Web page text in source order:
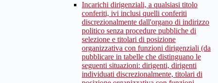
Incarichi dirigenziali, a qualsiasi titolo
conferiti, ivi inclusi quelli conferiti
discrezionalmente dall'organo di indirizzo
politico senza procedure pubbliche di
selezione e titolari di posizione
organizzativa con funzioni dirigenziali (da
pubblicare in tabelle che distinguano le
seguenti situazioni: dirigenti, dirigenti
individuati discrezionalmente, titolari di